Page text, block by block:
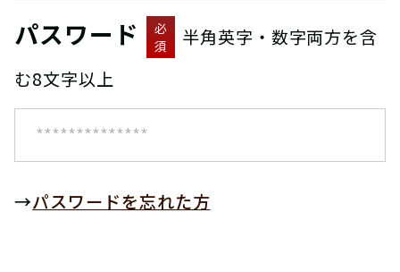
パスワード
必
須
半角英字・数字両方を含
む8文字以上
→パスワードを忘れた方